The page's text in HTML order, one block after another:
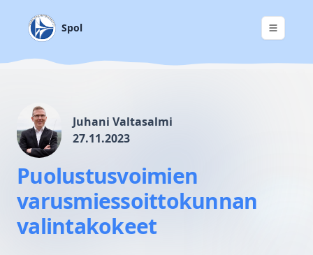
Spol
Juhani Valtasalmi
27.11.2023
Puolustusvoimien
varusmiessoittokunnan
valintakokeet